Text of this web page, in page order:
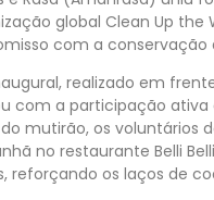
global Clean Up the
com a conservação
realizado em
com a participação
mutirão, os voluntários
no restaurante Belli
reforçando os laços de